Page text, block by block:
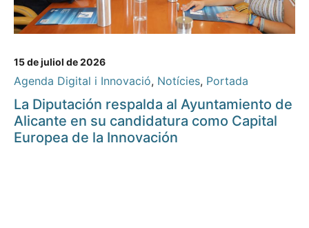
15 de juliol de 2026
Agenda Digital i Innovació, Notícies, Portada
La Diputación respalda al Ayuntamiento de
Alicante en su candidatura como Capital
Europea de la Innovación